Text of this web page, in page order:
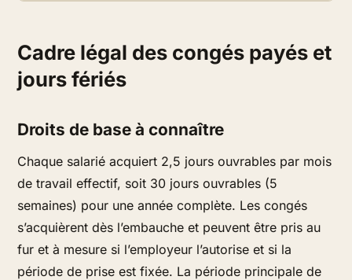
Cadre légal des congés payés et
jours fériés
Droits de base à connaître
Chaque salarié acquiert 2,5 jours ouvrables par mois
de travail effectif, soit 30 jours ouvrables (5
semaines) pour une année complète. Les congés
s’acquièrent dès l’embauche et peuvent être pris au
fur et à mesure si l’employeur l’autorise et si la
période de prise est fixée. La période principale de